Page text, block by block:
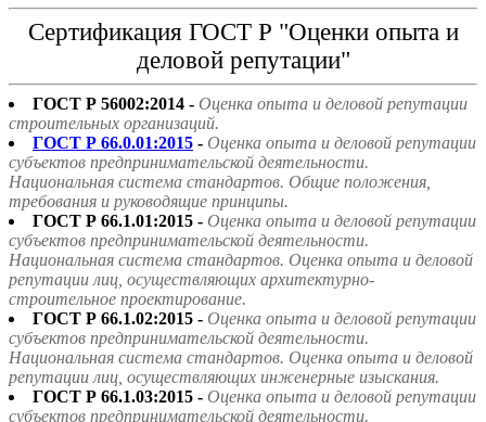
Сертификация ГОСТ Р "Оценки опыта и
деловой репутации"
ГОСТ Р 56002:2014 - Оценка опыта и деловой репутации
строительных организаций.
ГОСТ Р 66.0.01:2015 - Оценка опыта и деловой репутации
субъектов предпринимательской деятельности.
Национальная система стандартов. Общие положения,
требования и руководящие принципы.
ГОСТ Р 66.1.01:2015 - Оценка опыта и деловой репутации
субъектов предпринимательской деятельности.
Национальная система стандартов. Оценка опыта и деловой
репутации лиц, осуществляющих архитектурно-
строительное проектирование.
ГОСТ Р 66.1.02:2015 - Оценка опыта и деловой репутации
субъектов предпринимательской деятельности.
Национальная система стандартов. Оценка опыта и деловой
репутации лиц, осуществляющих инженерные изыскания.
ГОСТ Р 66.1.03:2015 - Оценка опыта и деловой репутации
субъектов предпринимательской деятельности.